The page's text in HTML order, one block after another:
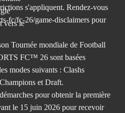
s'appliquent. Rendez-vous
fc/fc-26/game-disclaimers pour
Tournée mondiale de Football
FC™ 26 sont basées
modes suivants : Clashs
et Draft.
pour obtenir la première
le 15 juin 2026 pour recevoir